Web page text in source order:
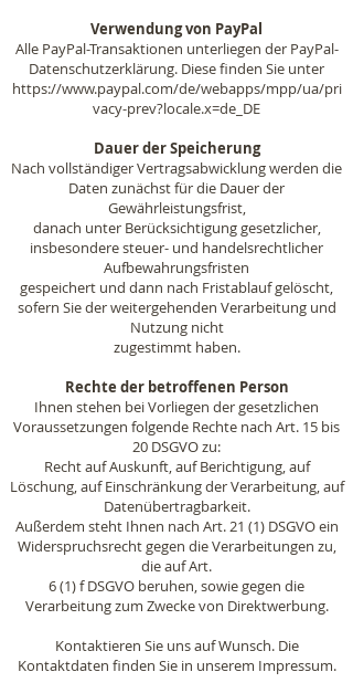
Verwendung von PayPal
Alle PayPal-Transaktionen unterliegen der PayPal-
Datenschutzerklärung. Diese finden Sie unter
https://www.paypal.com/de/webapps/mpp/ua/pri
vacy-prev?locale.x=de_DE
Dauer der Speicherung
Nach vollständiger Vertragsabwicklung werden die
Daten zunächst für die Dauer der
Gewährleistungsfrist,
danach unter Berücksichtigung gesetzlicher,
insbesondere steuer- und handelsrechtlicher
Aufbewahrungsfristen
gespeichert und dann nach Fristablauf gelöscht,
sofern Sie der weitergehenden Verarbeitung und
Nutzung nicht
zugestimmt haben.
Rechte der betroffenen Person
Ihnen stehen bei Vorliegen der gesetzlichen
Voraussetzungen folgende Rechte nach Art. 15 bis
20 DSGVO zu:
Recht auf Auskunft, auf Berichtigung, auf
Löschung, auf Einschränkung der Verarbeitung, auf
Datenübertragbarkeit.
Außerdem steht Ihnen nach Art. 21 (1) DSGVO ein
Widerspruchsrecht gegen die Verarbeitungen zu,
die auf Art.
6 (1) f DSGVO beruhen, sowie gegen die
Verarbeitung zum Zwecke von Direktwerbung.
Kontaktieren Sie uns auf Wunsch. Die
Kontaktdaten finden Sie in unserem Impressum.